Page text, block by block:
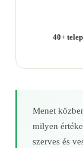
40+
Menet
milyen
szerves és